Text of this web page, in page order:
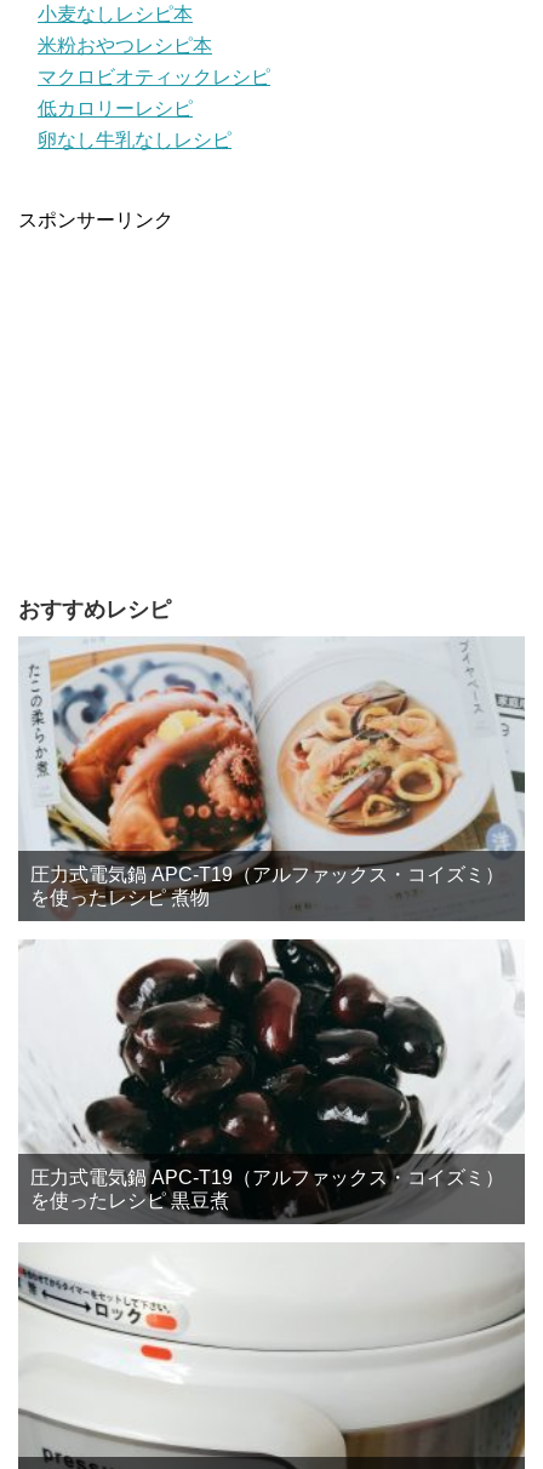
小麦なしレシピ本
米粉おやつレシピ本
マクロビオティックレシピ
低カロリーレシピ
卵なし牛乳なしレシピ
スポンサーリンク
おすすめレシピ
圧力式電気鍋 APC-T19（アルファックス・コイズミ）
を使ったレシピ 煮物
圧力式電気鍋 APC-T19（アルファックス・コイズミ）
を使ったレシピ 黒豆煮